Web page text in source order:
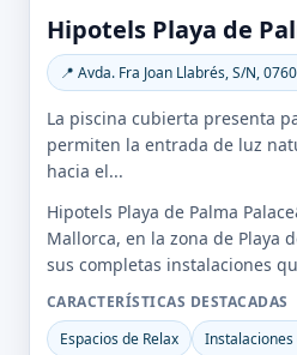
Hipotels Playa de
📍 Avda. Fra Joan Llabrés, S/N,
La piscina cubierta presenta
permiten la entrada de luz
hacia el...
Hipotels Playa de Palma
Mallorca, en la zona de Playa
sus completas instalaciones
CARACTERÍSTICAS DESTACADAS
Espacios de Relax
Instalaciones